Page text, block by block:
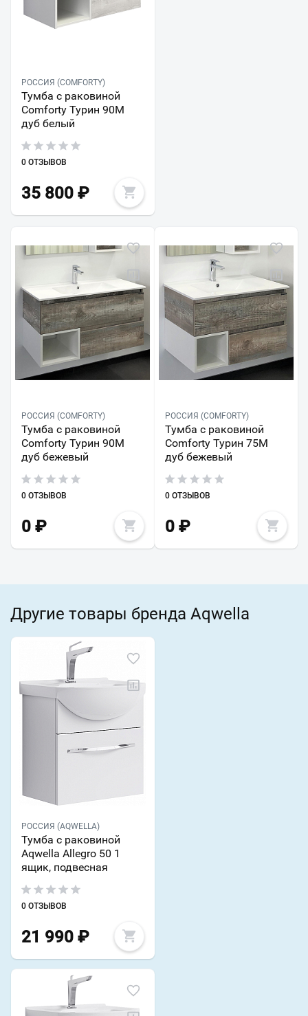
РОССИЯ (COMFORTY)
Тумба с раковиной
Comforty Турин 90М
дуб белый
0 ОТЗЫВОВ
35 800 ₽
РОССИЯ (COMFORTY)
Тумба с раковиной
Comforty Турин 90М
дуб бежевый
0 ОТЗЫВОВ
0 ₽
РОССИЯ (COMFORTY)
Тумба с раковиной
Comforty Турин 75М
дуб бежевый
0 ОТЗЫВОВ
0₽
Другие товары бренда Aqwella
РОССИЯ (AQWELLA)
Тумба с раковиной
Aqwella Allegro 50 1
ящик, подвесная
0 ОТЗЫВОВ
21 990 ₽